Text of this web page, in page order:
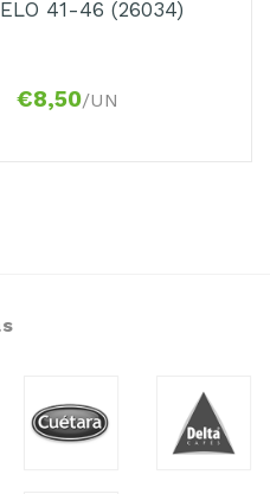
41-46 (26034)
€8,50/UN